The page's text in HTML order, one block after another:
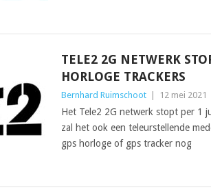
TELE2 2G NETWERK
HORLOGE TRACKERS
Bernhard Ruimschoot 12 mei 2021
Het Tele2 2G netwerk stopt per 1
zal het ook een teleurstellende
gps horloge of gps tracker nog